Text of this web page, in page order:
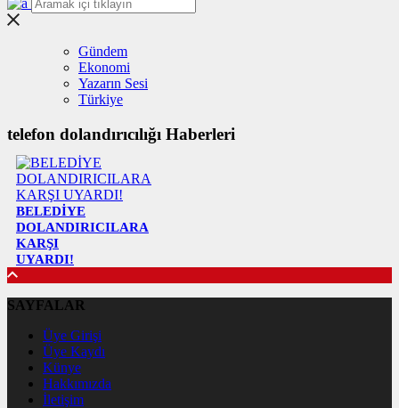
Gündem
Ekonomi
Yazarın Sesi
Türkiye
telefon dolandırıcılığı Haberleri
BELEDİYE
DOLANDIRICILARA
KARŞI
UYARDI!
SAYFALAR
Üye Girişi
Üye Kaydı
Künye
Hakkımızda
İletişim